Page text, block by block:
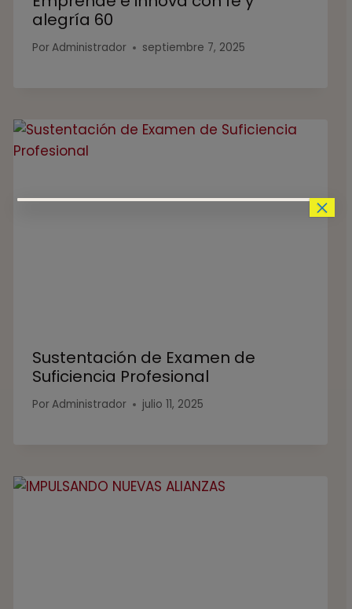
alegría 60
PorAdministrador septiembre 7, 2025
Sustentación de Examen de
Suficiencia Profesional
PorAdministrador julio 11, 2025
×